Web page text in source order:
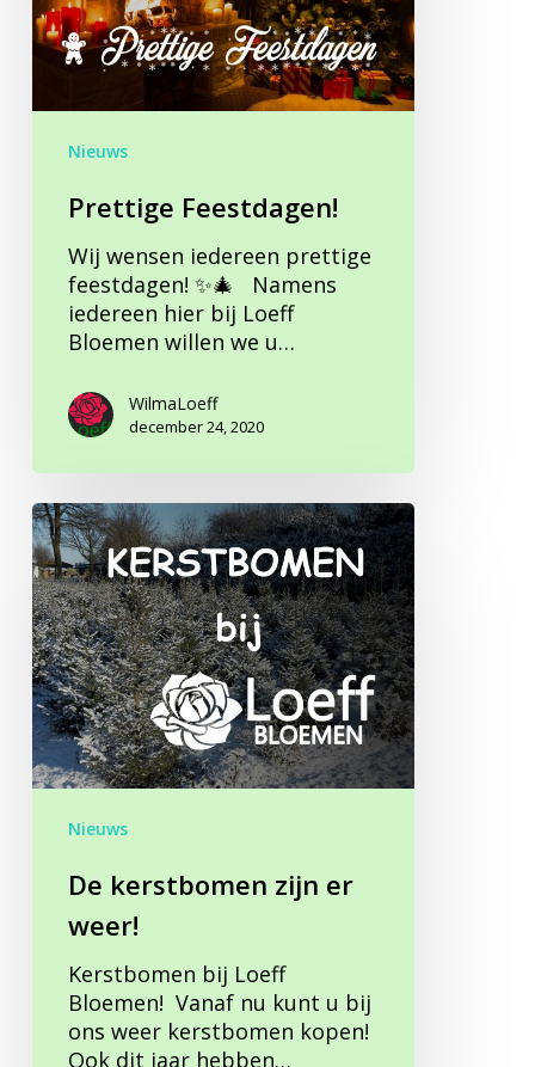
Nieuws
Prettige Feestdagen!
Wij wensen iedereen prettige
feestdagen! ✨🎄 Namens
iedereen hier bij Loeff
Bloemen willen we u…
WilmaLoeff
december 24, 2020
De
kerstbomen
zijn
er
weer!
Nieuws
De kerstbomen zijn er
weer!
Kerstbomen bij Loeff
Bloemen! Vanaf nu kunt u bij
ons weer kerstbomen kopen!
Ook dit jaar hebben…